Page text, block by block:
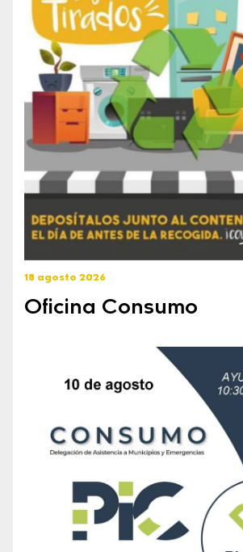
18 agosto 2026
Oficina Consumo